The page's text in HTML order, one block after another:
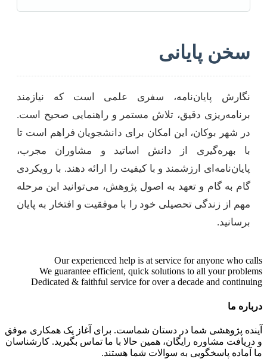
سخن پایانی
نگارش پایان‌نامه، سفری علمی است که نیازمند
برنامه‌ریزی دقیق، تلاش مستمر و راهنمایی صحیح است.
در شهر بوکان، این امکان برای دانشجویان فراهم است تا
با بهره‌گیری از دانش اساتید و مشاوران مجرب،
پایان‌نامه‌ای ارزشمند و با کیفیت را ارائه دهند. با رویکردی
گام به گام و تعهد به اصول پژوهش، می‌توانید این مرحله
مهم از زندگی تحصیلی خود را با موفقیت و افتخار به پایان
برسانید.
Our experienced help is at service for anyone who calls
We guarantee efficient, quick solutions to all your problems
Dedicated & faithful service for over a decade and continuing
درباره ما
آینده پژوهشی شما در دستان شماست. برای آغاز یک همکاری موفق
و دریافت مشاوره رایگان، همین حالا با ما تماس بگیرید. کارشناسان
ما آماده پاسخگویی به سوالات شما هستند.